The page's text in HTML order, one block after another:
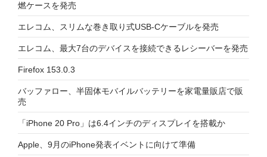
燃ケースを発売
エレコム、スリムな巻き取り式USB-Cケーブルを発売
エレコム、最大7台のデバイスを接続できるレシーバーを発売
Firefox 153.0.3
バッファロー、半固体モバイルバッテリーを家電量販店で販
売
「iPhone 20 Pro」は6.4インチのディスプレイを搭載か
Apple、9月のiPhone発表イベントに向けて準備